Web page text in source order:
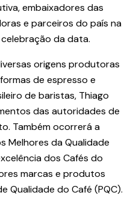
embaixadores das
e parceiros do país na
da data.
origens produtoras
de espresso e
de baristas, Thiago
das autoridades de
Também ocorrerá a
Melhores da Qualidade
dos Cafés do
marcas e produtos
Qualidade do Café (PQC).